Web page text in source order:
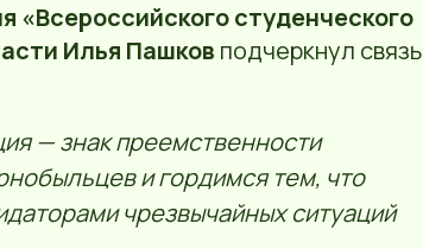
«Всероссийского студенческого
Илья Пашков подчеркнул связь
— знак преемственности
и гордимся тем, что
чрезвычайных ситуаций